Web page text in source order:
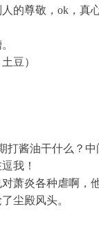
的尊敬，ok，真
豆）
打酱油干什么？
我！
萧炎各种虐啊，
尘殿风头。